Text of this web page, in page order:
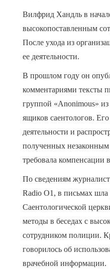
Вилфрид Хандль в
высокопоставленным
После ухода из
ее деятельности.
В прошлом году он
комментариями тексты
группой «Anonimous»
ящиков саентологов.
деятельности и
полученных
требовала компенсации
По сведениям
Radio O1, в письмах шла
Саентологической
методы в беседах с
сотрудником полиции.
говорилось об
врачебной информации.